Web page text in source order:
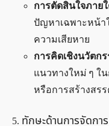
การตัดสินใจภาย
ปัญหาเฉพาะหน้า
ความเสียหาย
การคิดเชิงนวัตก
แนวทางใหม่ ๆ ใ
หรือการสร้างสร
ทักษะด้านการจัดกา